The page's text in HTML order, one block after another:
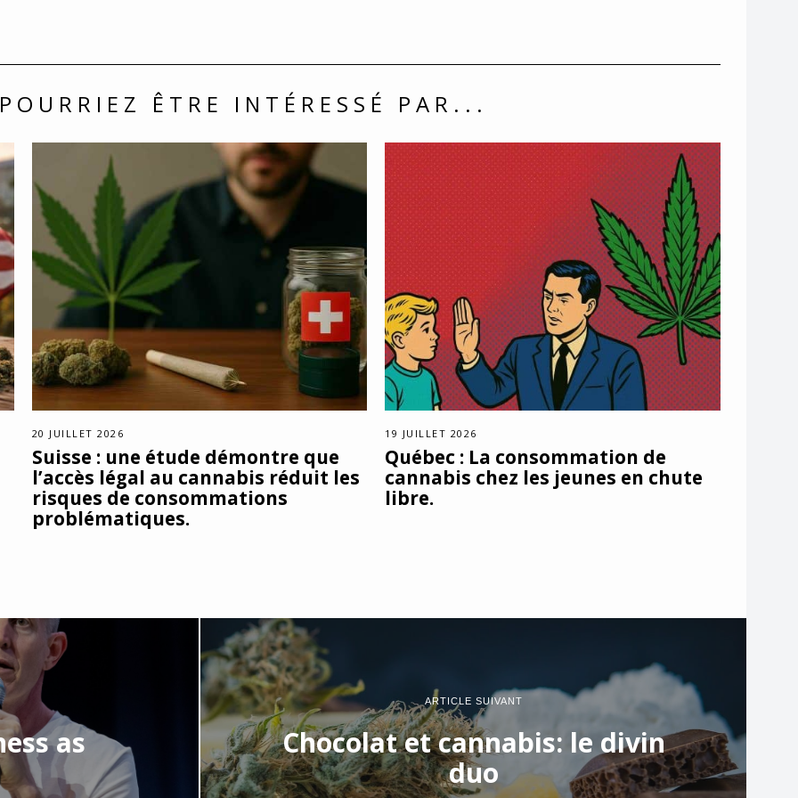
ÊTRE INTÉRESSÉ PAR...
20 JUILLET 2026
Suisse : une étude démontre que
l’accès légal au cannabis réduit les
risques de consommations
problématiques.
19 JUILLET 2026
Québec : La consommation de
cannabis chez les jeunes en chute
libre.
as
ARTICLE SUIVANT
Chocolat et cannabis: le divin
duo